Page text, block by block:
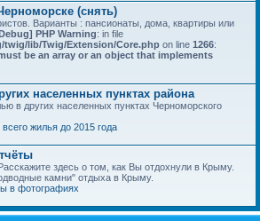
(снять)
Варианты : пансионаты, дома, квартиры или
PHP Warning: in file
twig/lib/Twig/Extension/Core.php on line 1266:
be an array or an object that implements
населенных пунктах района
в других населенных пунктах Черноморского
жилья до 2015 года
здесь о том, как Вы отдохнули в Крыму.
камни" отдыха в Крыму.
в фотографиях